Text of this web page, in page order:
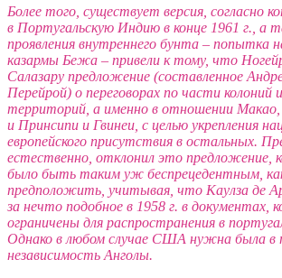
Более того, существует версия, согласно
в Португальскую Индию в конце 1961 г., а
проявления внутреннего бунта – попытка
казармы Бежа – привели к тому, что
Салазару предложение (составленное
Перейрой) о переговорах по части колоний
территорий, а именно в отношении
и Принсипи и Гвинеи, с целью укрепления
европейского присутствия в остальных.
естественно, отклонил это предложение,
было быть таким уж беспрецедентным,
предположить, учитывая, что Каулза де
за нечто подобное в 1958 г. в документах,
ограничены для распространения в
Однако в любом случае США нужна была в
независимость Анголы.